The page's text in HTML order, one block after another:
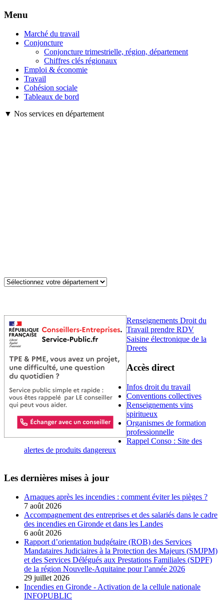
Menu
Marché du travail
Conjoncture
Conjoncture trimestrielle, région, département
Chiffres clés régionaux
Emploi & économie
Travail
Cohésion sociale
Tableaux de bord
▼ Nos services en département
Renseignements Droit du
Travail prendre RDV
Saisine électronique de la
Dreets
Accès direct
Infos droit du travail
Conventions collectives
Renseignements vins
spiritueux
Organismes de formation
professionnelle
Rappel Conso : Site des
alertes de produits dangereux
Les dernières mises à jour
Arnaques après les incendies : comment éviter les pièges ?
7 août 2026
Accompagnement des entreprises et des salariés dans le cadre
des incendies en Gironde et dans les Landes
6 août 2026
Rapport d’orientation budgétaire (ROB) des Services
Mandataires Judiciaires à la Protection des Majeurs (SMJPM)
et des Services Délégués aux Prestations Familiales (SDPF)
de la région Nouvelle-Aquitaine pour l’année 2026
29 juillet 2026
Incendies en Gironde - Activation de la cellule nationale
INFOPUBLIC